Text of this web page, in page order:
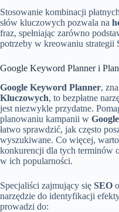
Stosowanie kombinacji
słów kluczowych pozwala na
fraz, spełniając zarówno
potrzeby w kreowaniu strategii
Google Keyword Planner i
Google Keyword Planner,
Kluczowych, to bezpłatne
jest niezwykle przydatne.
planowaniu kampanii w
łatwo sprawdzić, jak często
wyszukiwane. Co więcej,
konkurencji dla tych terminów
w ich popularności.
Specjaliści zajmujący się SEO
narzędzie do identyfikacji
prowadzi do: